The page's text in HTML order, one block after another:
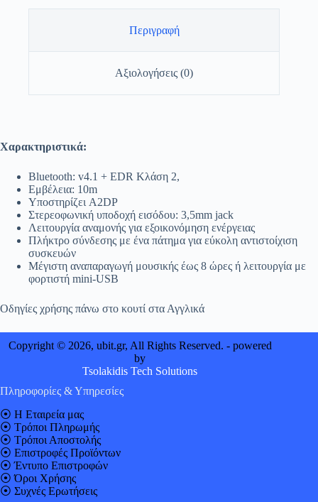
Περιγραφή
Αξιολογήσεις (0)
Χαρακτηριστικά:
Bluetooth: v4.1 + EDR Κλάση 2,
Eμβέλεια: 10m
Υποστηρίζει A2DP
Στερεοφωνική υποδοχή εισόδου: 3,5mm jack
Λειτουργία αναμονής για εξοικονόμηση ενέργειας
Πλήκτρο σύνδεσης με ένα πάτημα για εύκολη αντιστοίχιση
συσκευών
Μέγιστη αναπαραγωγή μουσικής έως 8 ώρες ή λειτουργία με
φορτιστή mini-USB
Οδηγίες χρήσης πάνω στο κουτί στα Αγγλικά
Copyright © 2026, ubit.gr, All Rights Reserved. - powered
by
Tsolakidis Tech Solutions
Πληροφορίες & Υπηρεσίες
⦿ Η Εταιρεία μας
⦿ Τρόποι Πληρωμής
⦿ Τρόποι Αποστολής
⦿ Επιστροφές Προϊόντων
⦿Έντυπο Επιστροφών
⦿Όροι Χρήσης
⦿ Συχνές Ερωτήσεις